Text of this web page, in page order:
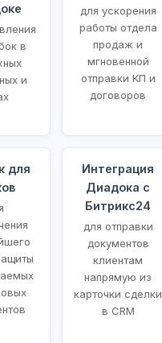
в
и
для ускорения
работы отдела
продаж и
мгновенной
отправки КП и
договоров
для
Интеграция
Диадока с
Битрикс24
для отправки
документов
клиентам
напрямую из
карточки сделки
в CRM